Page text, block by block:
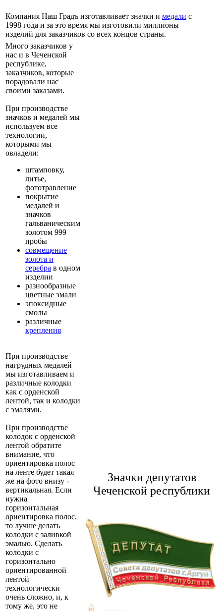
Компания Наш Градъ изготавливает значки и медали с
1998 года и за это время мы изготовили миллионы
изделий для заказчиков со всех концов страны.
Много заказчиков у
нас и в Чеченской
республике,
заказчиков, которые
порадовали нас
своими заказами.
При производстве
значков и медалей мы
используем все
технологии,
которыми мы
овладели:
штамповку,
литье,
фототравление
покрытие
медалей и
значков
гальваническим
золотом 999
пробы
совмещение
золота и
серебра в одном
изделии
разнообразные
цветные эмали
эпоксидные
смолы
различные
крепления
При производстве
нагрудных медалей
мы изготавливаем и
различные колодки
как с орденской
лентой, так и колодки
с эмалями.
При производстве
колодок с орденской
лентой обратите
внимание, что
ориентировка полос
на ленте будет такая
же на фото внизу -
вертикальная. Если
нужна
горизонтальная
ориентировка полос,
то лучше делать
колодки с заливкой
эмалью. Сделать
колодки с
горизонтально
ориентированной
лентой
технологически
очень сложно, и, к
тому же, это не
Значки депутатов
Чеченской республики